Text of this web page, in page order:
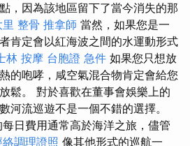
，因為該地區留下了當今消失的那
里 整骨 推拿師 當然，如果您是一
肯定會以紅海波之間的水運動形式
林 按摩 台胞證 急件 如果您只想放
的咆哮，咸空氣混合物肯定會給您
鬆。 對於喜歡在董事會娛樂上的
河流巡遊不是一個不錯的選擇。
日費用通常高於海洋之旅，儘管
絡調理證照 像其他形式的巡航一